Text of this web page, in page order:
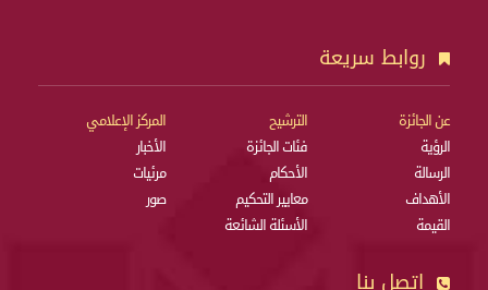
روابط سريعة
عن الجائزة
الرؤية
الرسالة
الأهداف
القيمة
الترشيح
فئات الجائزة
الأحكام
معايير التحكيم
الأسئلة الشائعة
المركز الإعلامي
الأخبار
مرئيات
صور
اتصل بنا